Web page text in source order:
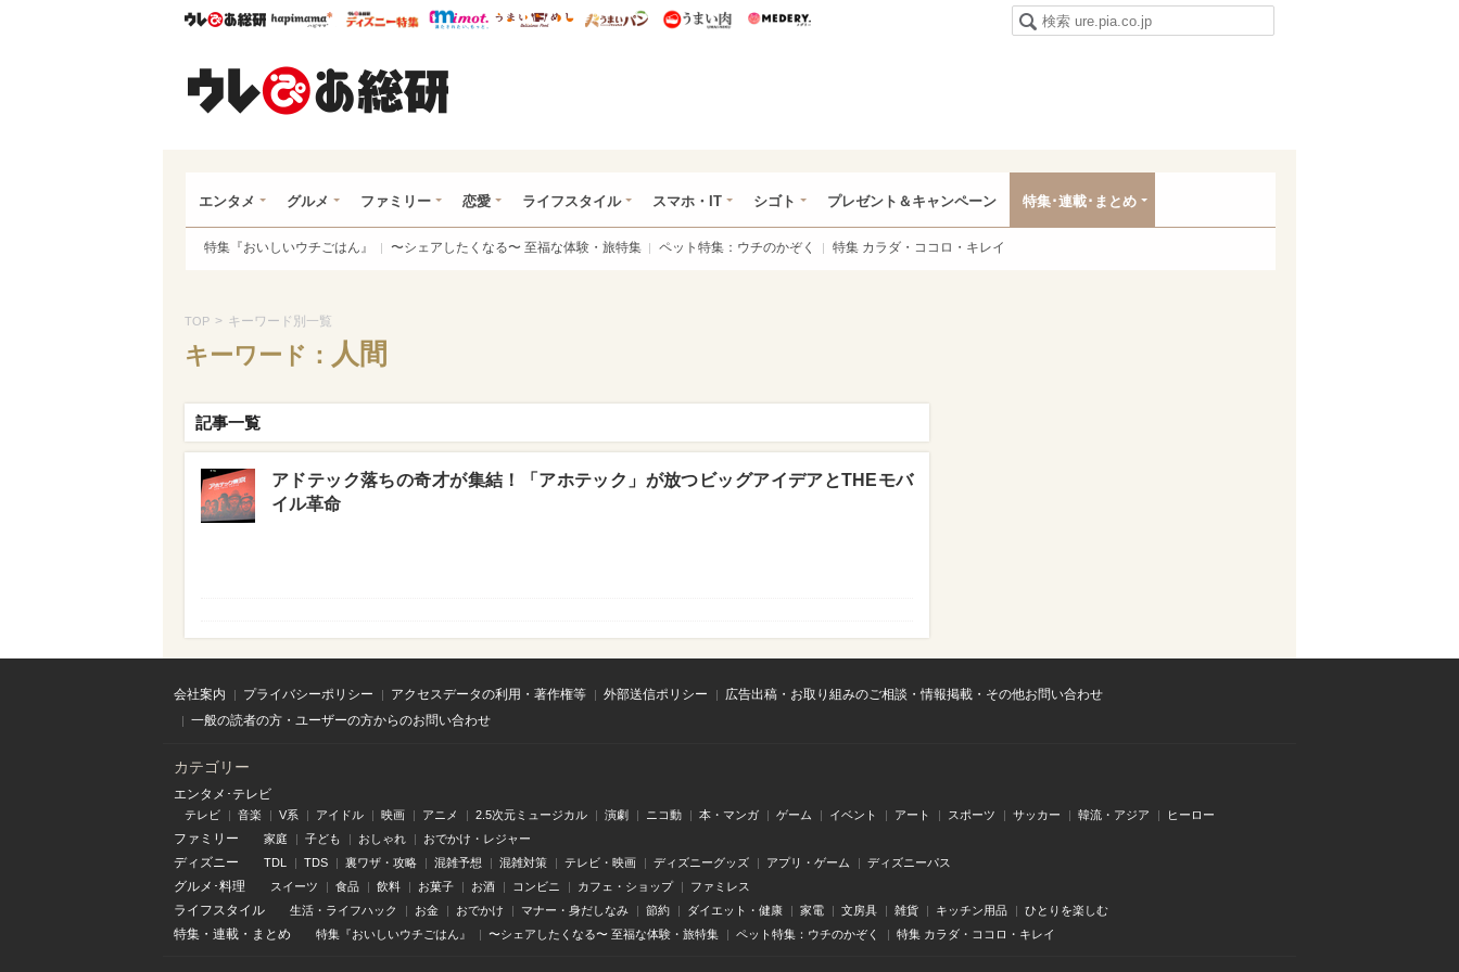
ウレぴあ総研ハピママ* ウレぴあ総研 ディズニー特集
mimot. うまいめし うまいパン うまい肉
エンタメ グルメ ファミリー 恋愛 ライフスタイル スマホ・IT シゴト プレゼント＆キャンペーン 特集･連載･まとめ
特集『おいしいウチごはん』 〜シェアしたくなる〜 至福な体験・旅特集 ペット特集：ウチのかぞく 特集 カラダ・ココロ・キレイ
TOP > キーワード別一覧
キーワード： 人間
記事一覧
アドテック落ちの奇才が集結！「アホテック」が放つビッグアイデアとTHEモバ
イル革命
会社案内 プライバシーポリシー アクセスデータの利用・著作権等 外部送信ポリシー
広告出稿・お取り組みのご相談・情報掲載・その他お問い合わせ
一般の読者の方・ユーザーの方からのお問い合わせ
カテゴリー
エンタメ･テレビ
テレビ 音楽 V系 アイドル 映画 アニメ 2.5次元ミュージカル 演劇 ニコ動 本・マンガ ゲーム イベント アート スポーツ サッカー 韓流・アジア ヒーロー
ファミリー 家庭 子ども おしゃれ おでかけ・レジャー
ディズニー TDL TDS 裏ワザ・攻略 混雑予想 混雑対策 テレビ・映画 ディズニーグッズ アプリ・ゲーム ディズニーパス
グルメ･料理 スイーツ 食品 飲料 お菓子 お酒 コンビニ カフェ・ショップ ファミレス
ライフスタイル 生活・ライフハック お金 おでかけ マナー・身だしなみ 節約 ダイエット・健康 家電 文房具 雑貨 キッチン用品 ひとりを楽しむ
特集 ・ 連載 ・ まとめ 特集『おいしいウチごはん』 〜シェアしたくなる〜 至福な体験・旅特集 ペット特集：ウチのかぞく 特集 カラダ・ココロ・キレイ